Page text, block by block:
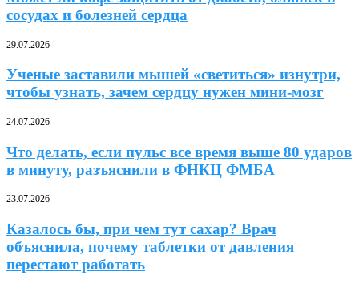
сосудах и болезней сердца
29.07.2026
Ученые заставили мышей «светиться» изнутри,
чтобы узнать, зачем сердцу нужен мини-мозг
24.07.2026
Что делать, если пульс все время выше 80 ударов
в минуту, разъяснили в ФНКЦ ФМБА
23.07.2026
Казалось бы, при чем тут сахар? Врач
объяснила, почему таблетки от давления
перестают работать